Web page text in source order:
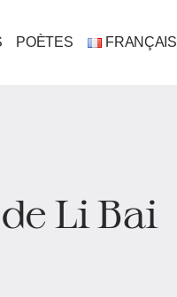
POÈTES FRANÇAIS
Li Bai